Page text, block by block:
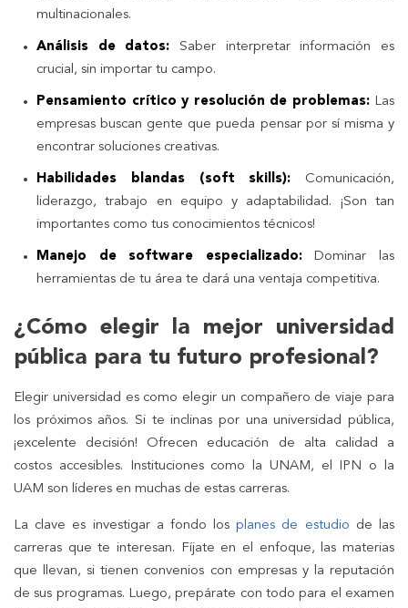
multinacionales.
Análisis de datos: Saber interpretar información es
crucial, sin importar tu campo.
Pensamiento crítico y resolución de problemas:Las
empresas buscan gente que pueda pensar por sí misma y
encontrar soluciones creativas.
Habilidades blandas (soft skills): Comunicación,
liderazgo, trabajo en equipo y adaptabilidad. ¡Son tan
importantes como tus conocimientos técnicos!
Manejo de software especializado:Dominar las
herramientas de tu área te dará una ventaja competitiva.
¿Cómo elegir la mejor universidad
pública para tu futuro profesional?
Elegir universidad es como elegir un compañero de viaje para
los próximos años. Si te inclinas por una universidad pública,
¡excelente decisión! Ofrecen educación de alta calidad a
costos accesibles. Instituciones como la UNAM, el IPN o la
UAM son líderes en muchas de estas carreras.
La clave es investigar a fondo los planes de estudio de las
carreras que te interesan. Fíjate en el enfoque, las materias
que llevan, si tienen convenios con empresas y la reputación
de sus programas. Luego, prepárate con todo para el examen